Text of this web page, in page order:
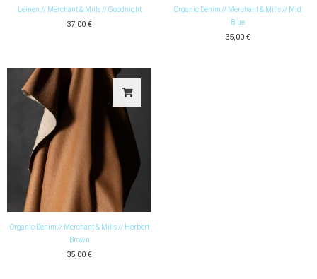
Leinen // Merchant & Mills // Goodnight
37,00 €
Organic Denim // Merchant & Mills // Mid
Blue
35,00 €
Organic Denim // Merchant & Mills // Herbert
Brown
35,00 €